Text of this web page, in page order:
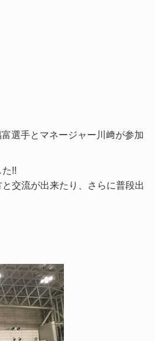
選手とマネージャー川﨑が参加
!!
交流が出来たり、さらに普段出